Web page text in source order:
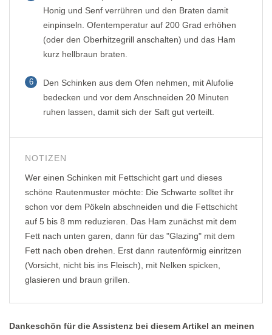
Honig und Senf verrühren und den Braten damit
einpinseln. Ofentemperatur auf 200 Grad erhöhen
(oder den Oberhitzegrill anschalten) und das Ham
kurz hellbraun braten.
6
Den Schinken aus dem Ofen nehmen, mit Alufolie
bedecken und vor dem Anschneiden 20 Minuten
ruhen lassen, damit sich der Saft gut verteilt.
NOTIZEN
Wer einen Schinken mit Fettschicht gart und dieses
schöne Rautenmuster möchte: Die Schwarte solltet ihr
schon vor dem Pökeln abschneiden und die Fettschicht
auf 5 bis 8 mm reduzieren. Das Ham zunächst mit dem
Fett nach unten garen, dann für das "Glazing" mit dem
Fett nach oben drehen. Erst dann rautenförmig einritzen
(Vorsicht, nicht bis ins Fleisch), mit Nelken spicken,
glasieren und braun grillen.
Dankeschön für die Assistenz bei diesem Artikel an meinen